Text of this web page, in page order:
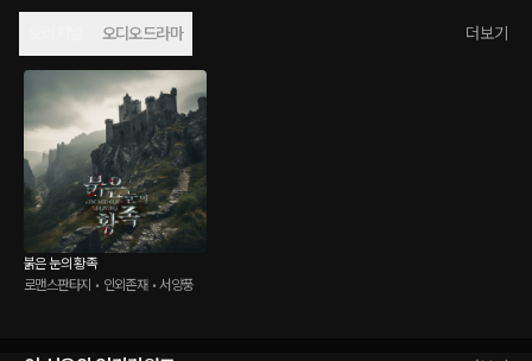
오디오드라마 더보기
붉은 눈의 황족
로맨스판타지 • 인외존재 • 서양풍